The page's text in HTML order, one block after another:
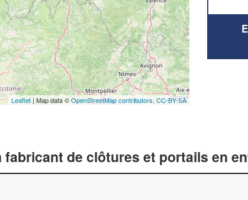
Leaflet | Map data ©OpenStreetMap contributors, CC-BY-SA
fabricant de clôtures et portails en